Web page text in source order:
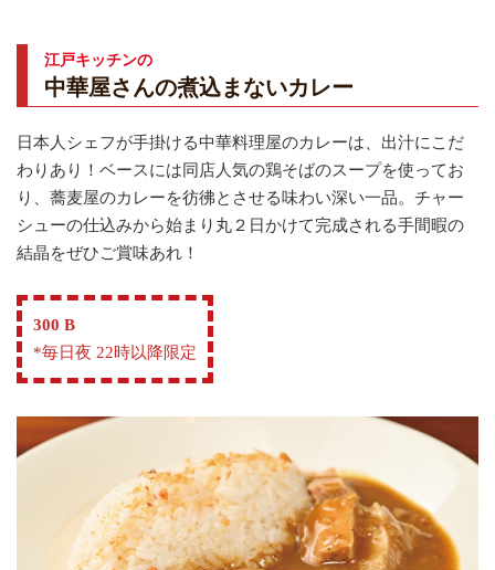
江戸キッチンの
中華屋さんの煮込まないカレー
日本人シェフが手掛ける中華料理屋のカレーは、出汁にこだ
わりあり！ベースには同店人気の鶏そばのスープを使ってお
り、蕎麦屋のカレーを彷彿とさせる味わい深い一品。チャー
シューの仕込みから始まり丸２日かけて完成される手間暇の
結晶をぜひご賞味あれ！
300 B
*毎日夜 22時以降限定